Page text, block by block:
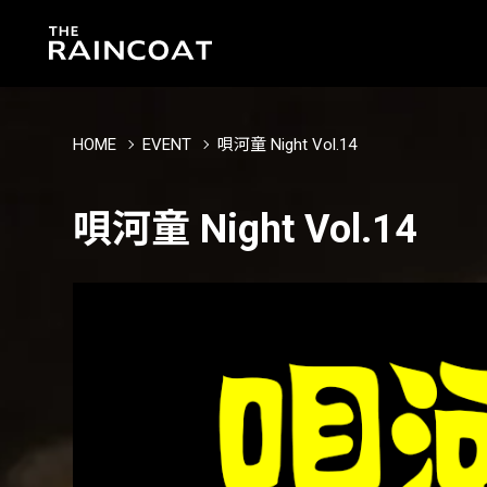
HOME EVENT 唄河童 Night Vol.14
唄河童 Night Vol.14